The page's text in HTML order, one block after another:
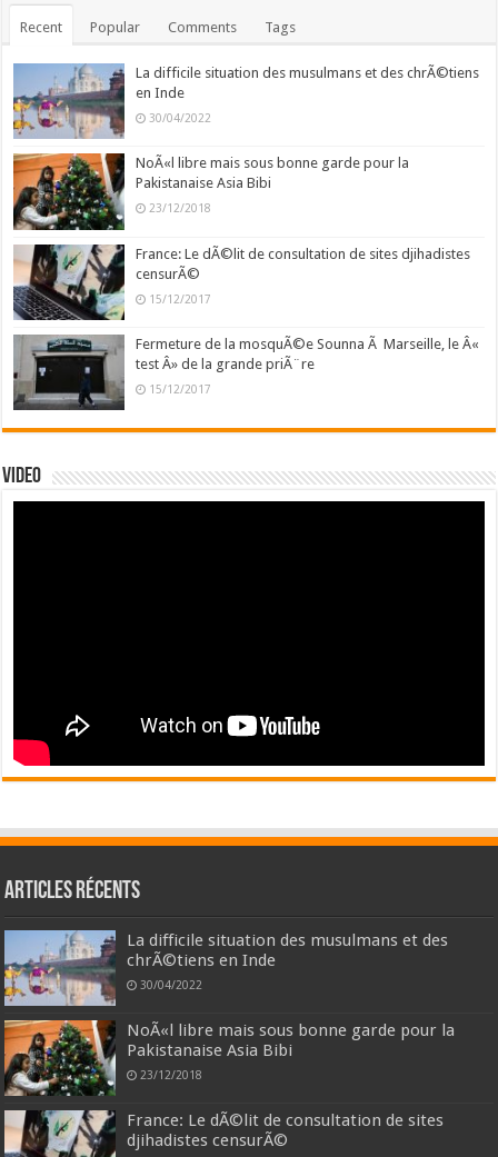
Recent Popular Comments Tags
La difficile situation des musulmans et des chrÃ©tiens
en Inde
30/04/2022
NoÃ«l libre mais sous bonne garde pour la
Pakistanaise Asia Bibi
23/12/2018
France: Le dÃ©lit de consultation de sites djihadistes
censurÃ©
15/12/2017
Fermeture de la mosquÃ©e Sounna Ã Marseille, le Â«
test Â» de la grande priÃ¨re
15/12/2017
Video
Articles récents
La difficile situation des musulmans et des
chrÃ©tiens en Inde
30/04/2022
NoÃ«l libre mais sous bonne garde pour la
Pakistanaise Asia Bibi
23/12/2018
France: Le dÃ©lit de consultation de sites
djihadistes censurÃ©